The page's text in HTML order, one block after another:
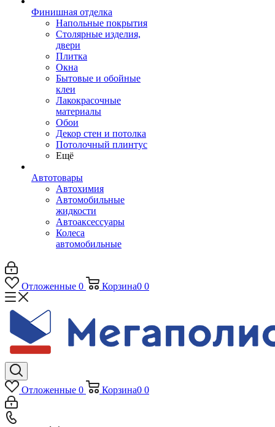
Финишная отделка
Напольные покрытия
Столярные изделия,
двери
Плитка
Окна
Бытовые и обойные
клеи
Лакокрасочные
материалы
Обои
Декор стен и потолка
Потолочный плинтус
Ещё
Автотовары
Автохимия
Автомобильные
жидкости
Автоаксессуары
Колеса
автомобильные
Отложенные 0 Корзина0 0
Отложенные 0 Корзина0 0